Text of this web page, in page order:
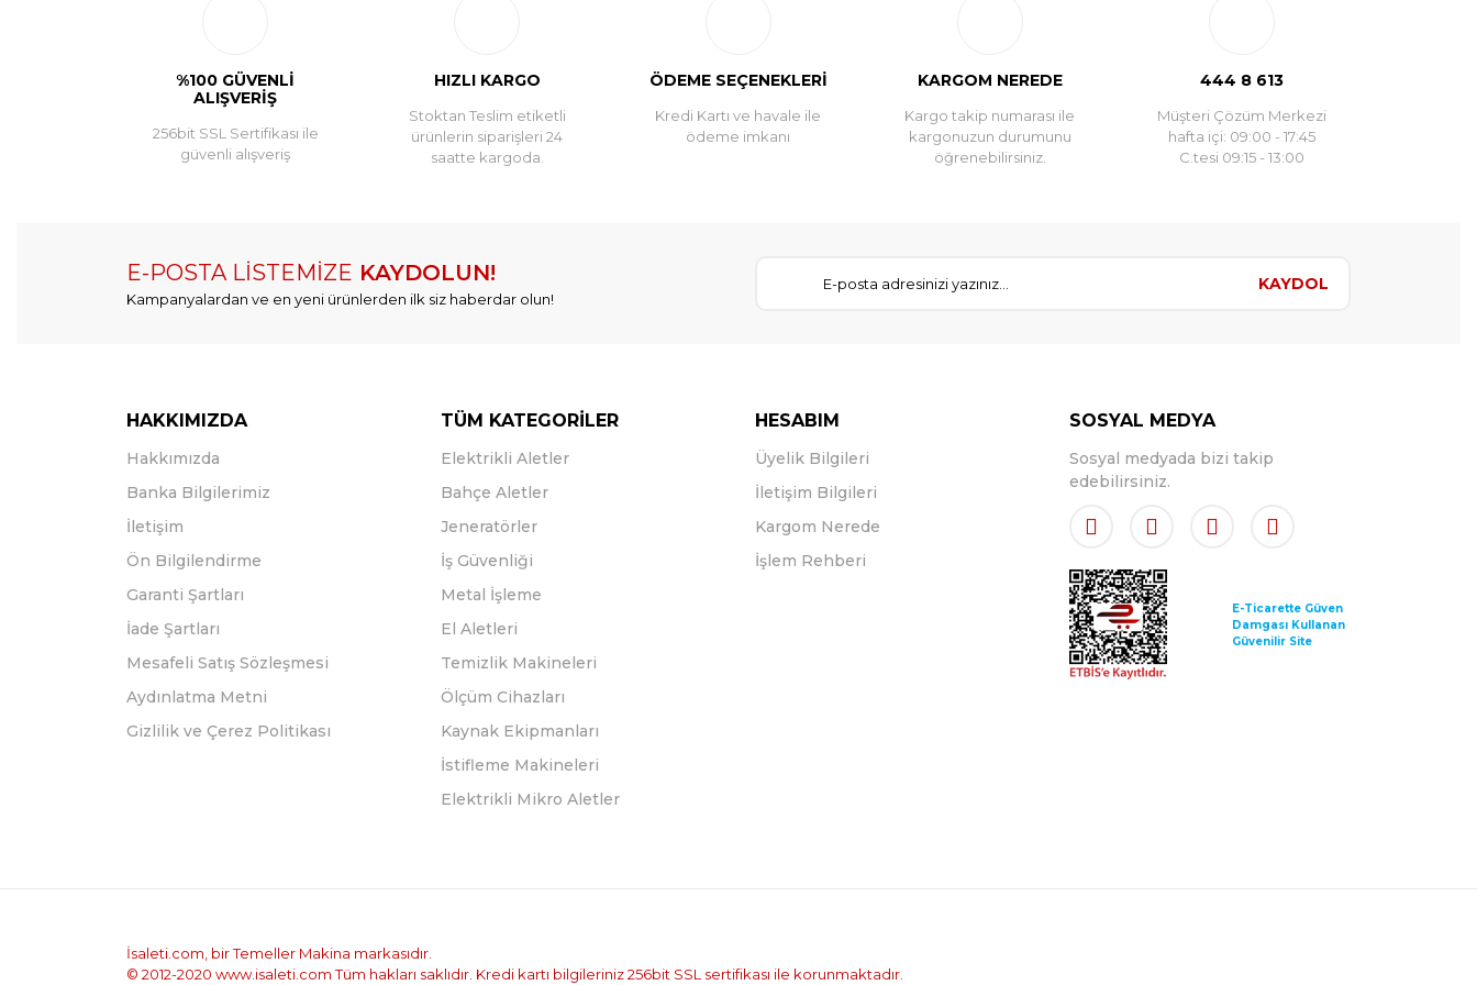
%100 GÜVENLİ
ALIŞVERİŞ
256bit SSL Sertifikası ile
güvenli alışveriş
HIZLI KARGO
Stoktan Teslim etiketli
ürünlerin siparişleri 24
saatte kargoda.
ÖDEME SEÇENEKLERİ
Kredi Kartı ve havale ile
ödeme imkanı
KARGOM NEREDE
Kargo takip numarası ile
kargonuzun durumunu
öğrenebilirsiniz.
444 8 613
Müşteri Çözüm Merkezi
hafta içi: 09:00 - 17:45
C.tesi 09:15 - 13:00
E-POSTA LİSTEMİZE KAYDOLUN!
Kampanyalardan ve en yeni ürünlerden ilk siz haberdar olun!
KAYDOL
HAKKIMIZDA
Hakkımızda
Banka Bilgilerimiz
İletişim
Ön Bilgilendirme
Garanti Şartları
İade Şartları
Mesafeli Satış Sözleşmesi
Aydınlatma Metni
Gizlilik ve Çerez Politikası
TÜM KATEGORİLER
Elektrikli Aletler
Bahçe Aletler
Jeneratörler
İş Güvenliği
Metal İşleme
El Aletleri
Temizlik Makineleri
Ölçüm Cihazları
Kaynak Ekipmanları
İstifleme Makineleri
Elektrikli Mikro Aletler
HESABIM
Üyelik Bilgileri
İletişim Bilgileri
Kargom Nerede
İşlem Rehberi
SOSYAL MEDYA
Sosyal medyada bizi takip
edebilirsiniz.
E-Ticarette Güven
Damgası Kullanan
Güvenilir Site
İsaleti.com, bir Temeller Makina markasıdır.
© 2012-2020 www.isaleti.com Tüm hakları saklıdır. Kredi kartı bilgileriniz 256bit SSL sertifikası ile korunmaktadır.